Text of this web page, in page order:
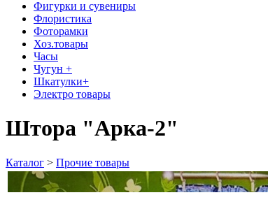
Фигурки и сувениры
Флористика
Фоторамки
Хоз.товары
Часы
Чугун +
Шкатулки+
Электро товары
Штора "Арка-2"
Каталог > Прочие товары